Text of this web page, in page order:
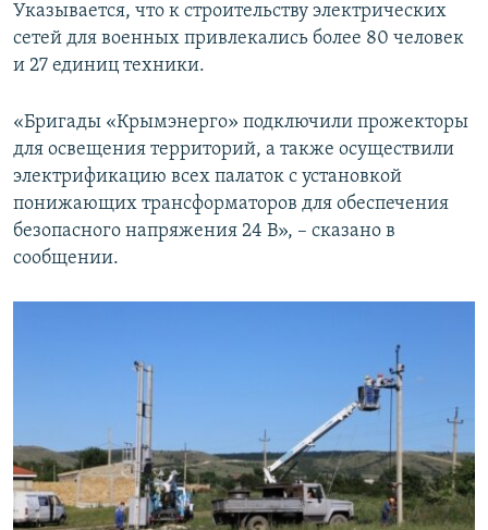
Указывается, что к строительству электрических
сетей для военных привлекались более 80 человек
и 27 единиц техники.
«Бригады «Крымэнерго» подключили прожекторы
для освещения территорий, а также осуществили
электрификацию всех палаток с установкой
понижающих трансформаторов для обеспечения
безопасного напряжения 24 В», – сказано в
сообщении.